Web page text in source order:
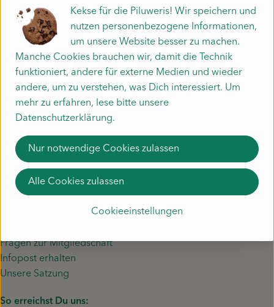
Hofverkauf
Firmenkunden
Mitmachen
Liefergebiet
Häufige Fragen zur Kiste
Schnupperkiste
Unsere App
Fragen zu unserem Gemüse?
Mo. - Do. 8:00 - 12:00 Uhr
und 14:00 - 16:00 Uhr
☏ 07631-9361010
✉︎ lieferservice@piluweri.de
Unsere Genossenschaft
Fragen zur Mitgliedschaft
Infopost erhalten
Unsere Satzung
So erreichst Du uns:
Kekse für die Piluweris! Wir speichern und
nutzen personenbezogene Informationen,
um unsere Website besser zu machen.
Manche Cookies brauchen wir, damit die Technik
funktioniert, andere für externe Medien und wieder
andere, um zu verstehen, was Dich interessiert. Um
mehr zu erfahren, lese bitte unsere
Datenschutzerklärung.
Cookieeinstellungen
Nur notwendige Cookies zulassen
Alle Cookies zulassen